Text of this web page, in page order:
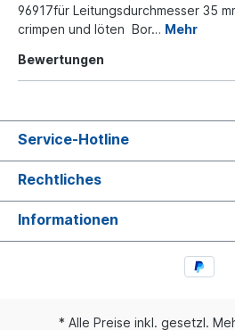
96917für Leitungsdurchmesser 35
crimpen und löten Bor… Mehr
Bewertungen
Service-Hotline
Rechtliches
Informationen
* Alle Preise inkl. gesetzl.